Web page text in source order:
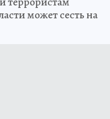
может сесть на